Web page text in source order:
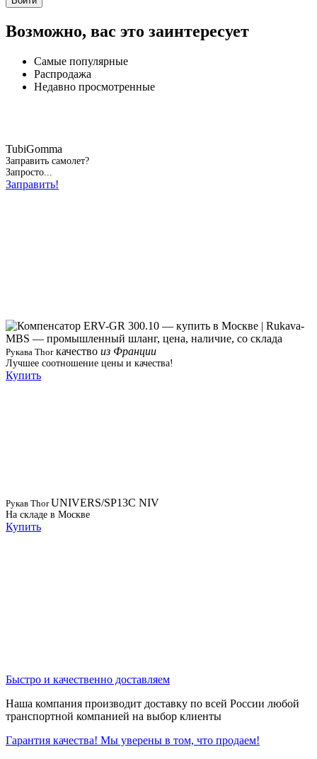
Возможно, вас это заинтересует
Самые популярные
Распродажа
Недавно просмотренные
TubiGomma
Заправить самолет?
Запросто...
Заправить!
Рукава Thorкачество из Франции
Лучшее соотношение цены и качества!
Купить
Рукав ThorUNIVERS/SP13C NIV
На складе в Москве
Купить
Быстро и качественно доставляем
Наша компания производит доставку по всей России любой
транспортной компанией на выбор клиенты
Гарантия качества! Мы уверены в том, что продаем!